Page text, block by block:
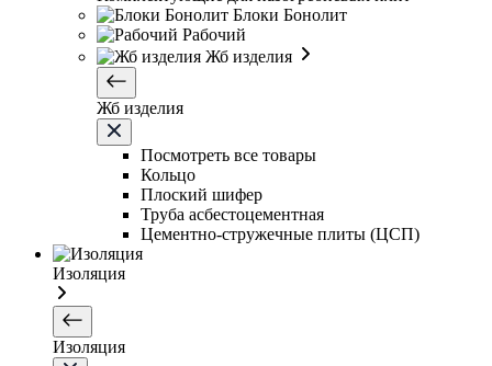
Блоки Бонолит
Рабочий
Жб изделия
Жб изделия
Посмотреть все товары
Кольцо
Плоский шифер
Труба асбестоцементная
Цементно-стружечные плиты (ЦСП)
Изоляция
Изоляция